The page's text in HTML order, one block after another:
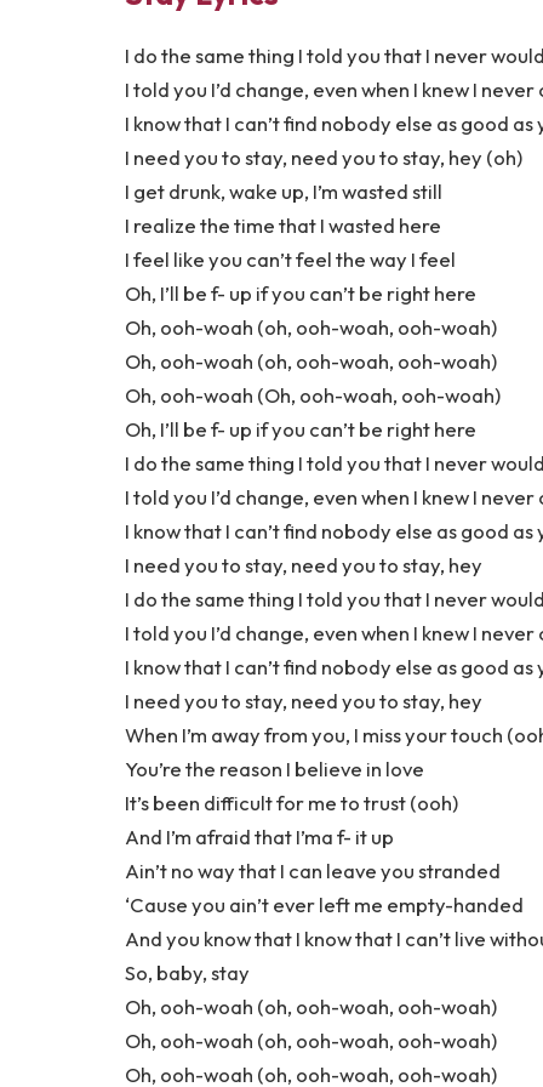
I do the same thing I told you that I never would
I told you I’d change, even when I knew I never
I know that I can’t find nobody else as good as
I need you to stay, need you to stay, hey (oh)
I get drunk, wake up, I’m wasted still
I realize the time that I wasted here
I feel like you can’t feel the way I feel
Oh, I’ll be f- up if you can’t be right here
Oh, ooh-woah (oh, ooh-woah, ooh-woah)
Oh, ooh-woah (oh, ooh-woah, ooh-woah)
Oh, ooh-woah (Oh, ooh-woah, ooh-woah)
Oh, I’ll be f- up if you can’t be right here
I do the same thing I told you that I never would
I told you I’d change, even when I knew I never
I know that I can’t find nobody else as good as
I need you to stay, need you to stay, hey
I do the same thing I told you that I never would
I told you I’d change, even when I knew I never
I know that I can’t find nobody else as good as
I need you to stay, need you to stay, hey
When I’m away from you, I miss your touch
You’re the reason I believe in love
It’s been difficult for me to trust (ooh)
And I’m afraid that I’ma f- it up
Ain’t no way that I can leave you stranded
‘Cause you ain’t ever left me empty-handed
And you know that I know that I can’t live
So, baby, stay
Oh, ooh-woah (oh, ooh-woah, ooh-woah)
Oh, ooh-woah (oh, ooh-woah, ooh-woah)
Oh, ooh-woah (oh, ooh-woah, ooh-woah)